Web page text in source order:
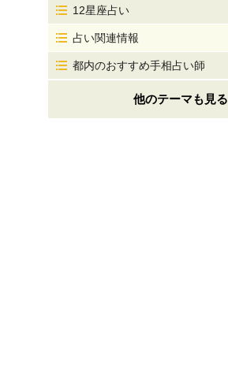
12星座占い
占い関連情報
都内のおすすめ手相占い師
他のテーマも見る